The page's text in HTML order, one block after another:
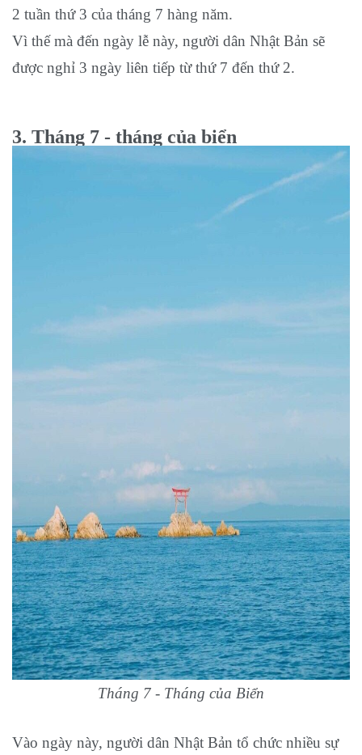
2 tuần thứ 3 của tháng 7 hàng năm.
Vì thế mà đến ngày lễ này, người dân Nhật Bản sẽ
được nghỉ 3 ngày liên tiếp từ thứ 7 đến thứ 2.
3. Tháng 7 - tháng của biển
Tháng 7 - Tháng của Biển
Vào ngày này, người dân Nhật Bản tổ chức nhiều sự